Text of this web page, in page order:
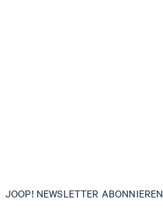
JOOP! NEWSLETTER ABONNIEREN